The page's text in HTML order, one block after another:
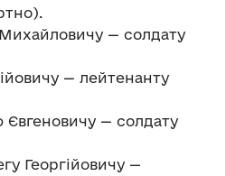
— солдату
— лейтенанту
— солдату
Георгійовичу —